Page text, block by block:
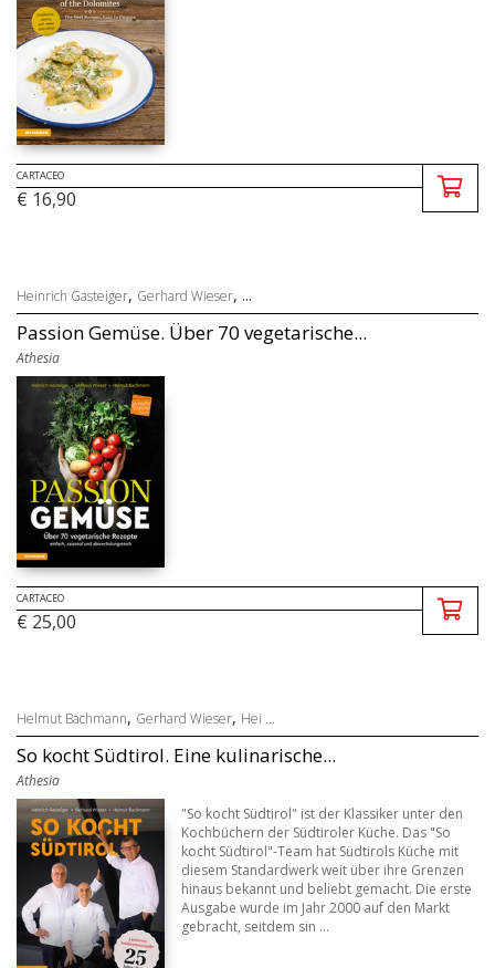
CARTACEO
€ 16,90
Heinrich Gasteiger, Gerhard Wieser, ...
Passion Gemüse. Über 70 vegetarische...
Athesia
CARTACEO
€ 25,00
Helmut Bachmann, Gerhard Wieser, Hei ...
So kocht Südtirol. Eine kulinarische...
Athesia
"So kocht Südtirol" ist der Klassiker unter den
Kochbüchern der Südtiroler Küche. Das "So
kocht Südtirol"-Team hat Südtirols Küche mit
diesem Standardwerk weit über ihre Grenzen
hinaus bekannt und beliebt gemacht. Die erste
Ausgabe wurde im Jahr 2000 auf den Markt
gebracht, seitdem sin ...